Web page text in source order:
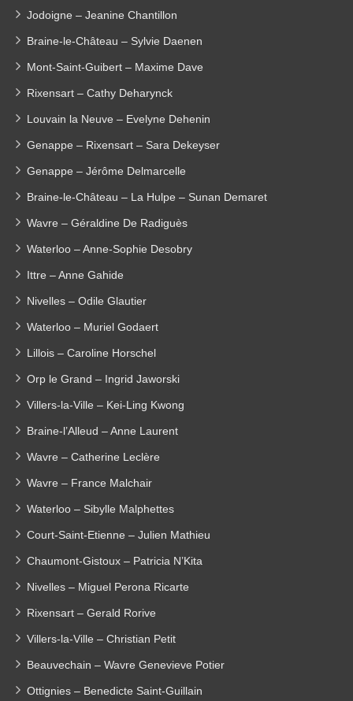
Jodoigne – Jeanine Chantillon
Braine-le-Château – Sylvie Daenen
Mont-Saint-Guibert – Maxime Dave
Rixensart – Cathy Deharynck
Louvain la Neuve – Evelyne Dehenin
Genappe – Rixensart – Sara Dekeyser
Genappe – Jérôme Delmarcelle
Braine-le-Château – La Hulpe – Sunan Demaret
Wavre – Géraldine De Radiguès
Waterloo – Anne-Sophie Desobry
Ittre – Anne Gahide
Nivelles – Odile Glautier
Waterloo – Muriel Godaert
Lillois – Caroline Horschel
Orp le Grand – Ingrid Jaworski
Villers-la-Ville – Kei-Ling Kwong
Braine-l’Alleud – Anne Laurent
Wavre – Catherine Leclère
Wavre – France Malchair
Waterloo – Sibylle Malphettes
Court-Saint-Etienne – Julien Mathieu
Chaumont-Gistoux – Patricia N’Kita
Nivelles – Miguel Perona Ricarte
Rixensart – Gerald Rorive
Villers-la-Ville – Christian Petit
Beauvechain – Wavre Genevieve Potier
Ottignies – Benedicte Saint-Guillain